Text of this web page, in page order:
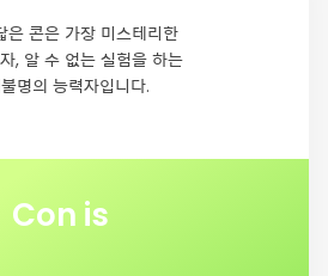
Con is
은 콘은 가장 미스테리한
, 알 수 없는 실험을 하는
명의 능력자입니다.